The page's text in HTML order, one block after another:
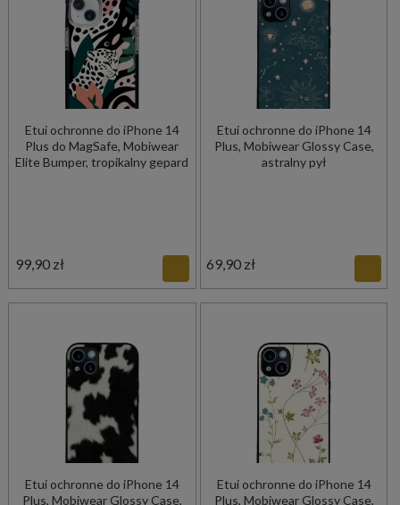
Etui ochronne do iPhone 14
Plus do MagSafe, Mobiwear
Elite Bumper, tropikalny gepard
99,90 zł
Etui ochronne do iPhone 14
Plus, Mobiwear Glossy Case,
astralny pył
69,90 zł
Etui ochronne do iPhone 14
Plus, Mobiwear Glossy Case,
Etui ochronne do iPhone 14
Plus, Mobiwear Glossy Case,